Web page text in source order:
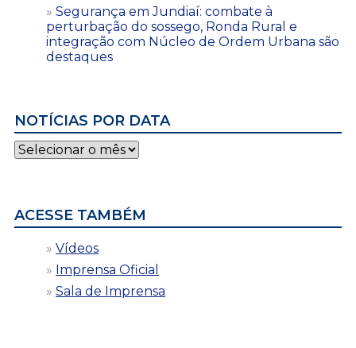
Segurança em Jundiaí: combate à
perturbação do sossego, Ronda Rural e
integração com Núcleo de Ordem Urbana são
destaques
NOTÍCIAS POR DATA
Notícias
por
ACESSE TAMBÉM
Vídeos
Imprensa Oficial
Sala de Imprensa